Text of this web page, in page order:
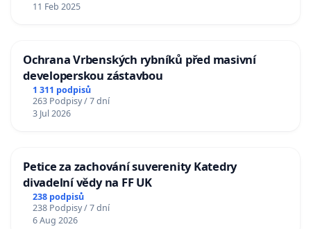
11 Feb 2025
Ochrana Vrbenských rybníků před masivní
developerskou zástavbou
1 311 podpisů
263 Podpisy / 7 dní
3 Jul 2026
Petice za zachování suverenity Katedry
divadelní vědy na FF UK
238 podpisů
238 Podpisy / 7 dní
6 Aug 2026